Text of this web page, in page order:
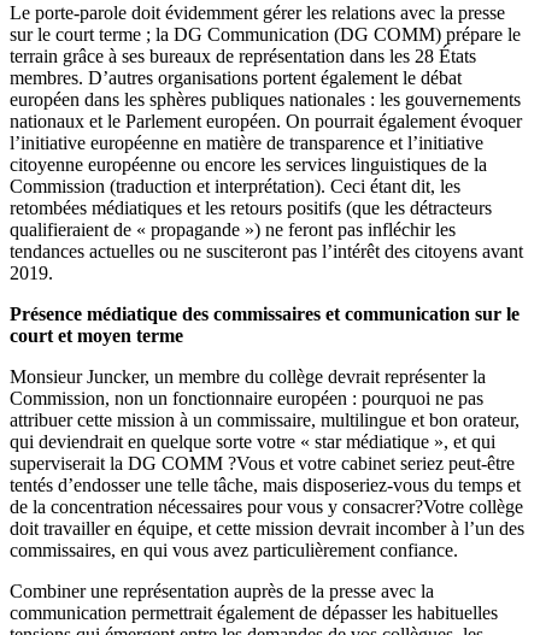
Le porte-parole doit évidemment gérer les relations avec la presse
sur le court terme ; la DG Communication (DG COMM) prépare le
terrain grâce à ses bureaux de représentation dans les 28 États
membres. D’autres organisations portent également le débat
européen dans les sphères publiques nationales : les gouvernements
nationaux et le Parlement européen. On pourrait également évoquer
l’initiative européenne en matière de transparence et l’initiative
citoyenne européenne ou encore les services linguistiques de la
Commission (traduction et interprétation). Ceci étant dit, les
retombées médiatiques et les retours positifs (que les détracteurs
qualifieraient de « propagande ») ne feront pas infléchir les
tendances actuelles ou ne susciteront pas l’intérêt des citoyens avant
2019.
Présence médiatique des commissaires et communication sur le
court et moyen terme
Monsieur Juncker, un membre du collège devrait représenter la
Commission, non un fonctionnaire européen : pourquoi ne pas
attribuer cette mission à un commissaire, multilingue et bon orateur,
qui deviendrait en quelque sorte votre « star médiatique », et qui
superviserait la DG COMM ?Vous et votre cabinet seriez peut-être
tentés d’endosser une telle tâche, mais disposeriez-vous du temps et
de la concentration nécessaires pour vous y consacrer?Votre collège
doit travailler en équipe, et cette mission devrait incomber à l’un des
commissaires, en qui vous avez particulièrement confiance.
Combiner une représentation auprès de la presse avec la
communication permettrait également de dépasser les habituelles